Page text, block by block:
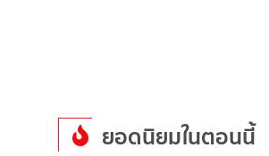
ยอดนิยมในตอนนี้